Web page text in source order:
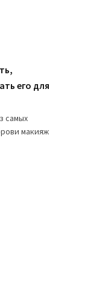
его для
самых
макияж